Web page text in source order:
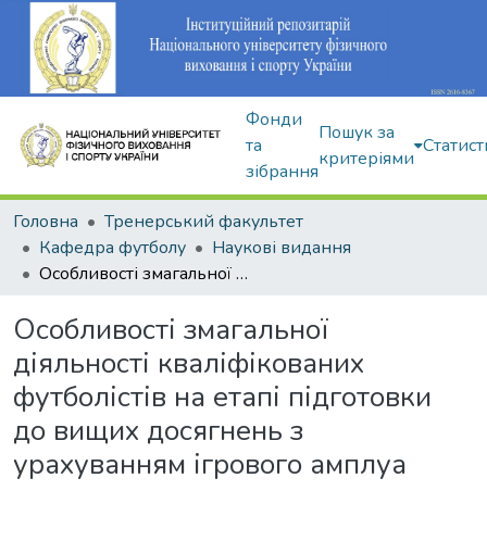
Фонди
та
зібрання
Пошук за
критеріями
Головна
Тренерський факультет
Кафедра футболу
Наукові видання
Особливості змагальної діяльності кваліфікованих футболістів на етапі підготовки до вищих досягнень з урахуванням ігрового амплуа
Особливості змагальної
діяльності кваліфікованих
футболістів на етапі підготовки
до вищих досягнень з
урахуванням ігрового амплуа